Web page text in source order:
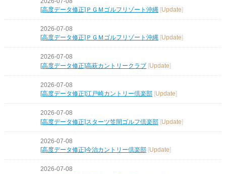
[高度データ修正]ＰＧＭゴルフリゾート沖縄 [Update]
2026-07-08
[高度データ修正]ＰＧＭゴルフリゾート沖縄 Update
2026-07-08
[高度データ修正]高萩カントリークラブ [Update]
2026-07-08
[高度データ修正]江戸崎カントリー倶楽部 Update
2026-07-08
[高度データ修正]スターツ笠間ゴルフ倶楽部 [Update]
2026-07-08
[高度データ修正]今治カントリー倶楽部 Update
2026-07-08